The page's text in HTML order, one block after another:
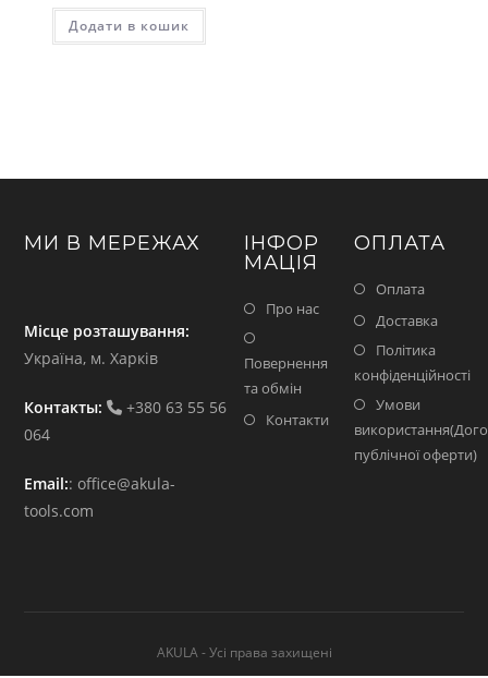
Додати в кошик
МИ В МЕРЕЖАХ
Місце розташування:
Україна, м. Харків
Контакты:
+380 63 55 56
064
Email::office@akula-
tools.com
ІНФОР
МАЦІЯ
Про нас
Повернення
та обмін
Контакти
ОПЛАТА
Оплата
Доставка
Політика
конфіденційності
Умови
публічної оферти)
AKULA - Усі права захищені